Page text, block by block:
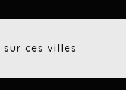
ces villes